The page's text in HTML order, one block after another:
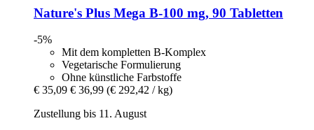
Nature's Plus Mega B-​100 mg, 90 Tabletten
-5%
Mit dem kompletten B-Komplex
Vegetarische Formulierung
Ohne künstliche Farbstoffe
€ 35,09 € 36,99 (€ 292,42 / kg)
Zustellung bis 11. August